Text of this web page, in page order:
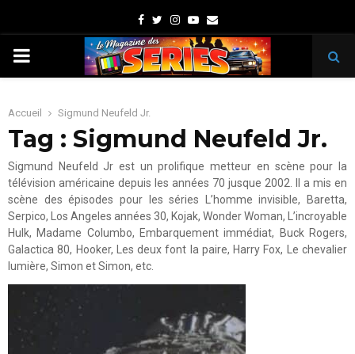
Facebook
TwitterInstagram
Youtube
Email
PRIMARY
Accueil Sigmund Neufeld Jr.
Tag : Sigmund Neufeld Jr.
Sigmund Neufeld Jr est un prolifique metteur en scène pour la
télévision américaine depuis les années 70 jusque 2002. Il a mis en
scène des épisodes pour les séries L’homme invisible, Baretta,
Serpico, Los Angeles années 30, Kojak, Wonder Woman, L’incroyable
Hulk, Madame Columbo, Embarquement immédiat, Buck Rogers,
Galactica 80, Hooker, Les deux font la paire, Harry Fox, Le chevalier
lumière, Simon et Simon, etc.